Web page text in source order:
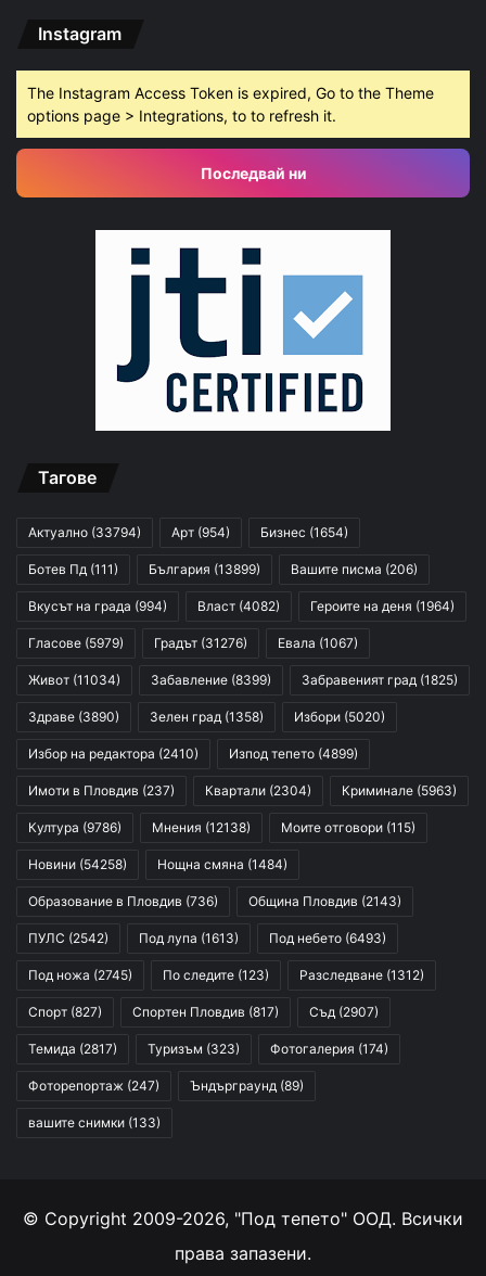
Instagram
The Instagram Access Token is expired, Go to the Theme
options page > Integrations, to to refresh it.
Последвай ни
Тагове
Актуално (33794) Арт (954) Бизнес (1654)
Ботев Пд (111) България (13899) Вашите писма (206)
Вкусът на града (994) Власт (4082) Героите на деня (1964)
Гласове (5979) Градът (31276) Евала (1067)
Живот (11034) Забавление (8399) Забравеният град (1825)
Здраве (3890) Зелен град (1358) Избори (5020)
Избор на редактора (2410) Изпод тепето (4899)
Имоти в Пловдив (237) Квартали (2304) Криминале (5963)
Култура (9786) Мнения (12138) Моите отговори (115)
Новини (54258) Нощна смяна (1484)
Образование в Пловдив (736) Община Пловдив (2143)
ПУЛС (2542) Под лупа (1613) Под небето (6493)
Под ножа (2745) По следите (123) Разследване (1312)
Спорт (827) Спортен Пловдив (817) Съд (2907)
Темида (2817) Туризъм (323) Фотогалерия (174)
Фоторепортаж (247) Ъндърграунд (89)
вашите снимки (133)
© Copyright 2009-2026, "Под тепето" ООД. Всички
права запазени.